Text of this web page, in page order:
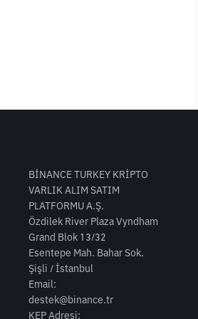
BİNANCE TURKEY KRİPTO
VARLIK ALIM SATIM
PLATFORMU A.Ş.
Özdilek River Plaza Vyndham
Grand Blok 13/32
Esentepe Mah. Bahar Sok.
Şişli / İstanbul
Email:
destek@binance.tr
KEP Adresi: